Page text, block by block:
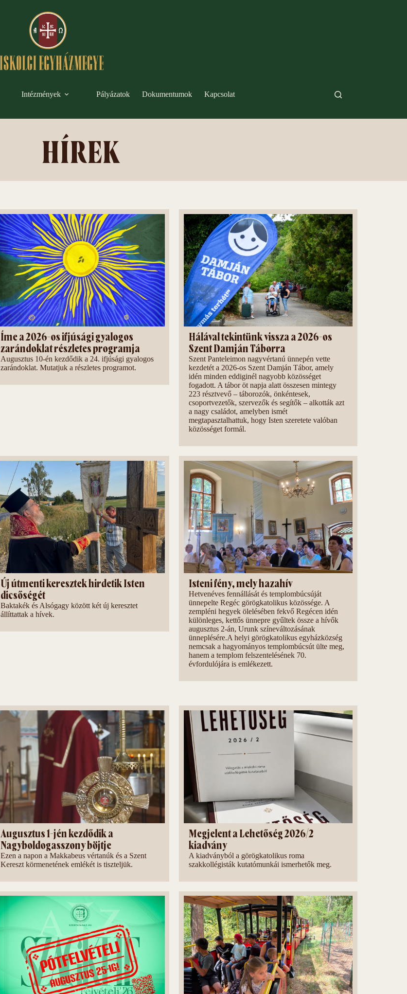
Intézmények Pályázatok Dokumentumok Kapcsolat
HÍREK
Íme a 2026-os ifjúsági gyalogos
zarándoklat részletes programja
Augusztus 10-én kezdődik a 24. ifjúsági gyalogos
zarándoklat. Mutatjuk a részletes programot.
Hálával tekintünk vissza a 2026-os
Szent Damján Táborra
Szent Panteleimon nagyvértanú ünnepén vette
kezdetét a 2026-os Szent Damján Tábor, amely
idén minden eddiginél nagyobb közösséget
fogadott. A tábor öt napja alatt összesen mintegy
223 résztvevő – táborozók, önkéntesek,
csoportvezetők, szervezők és segítők – alkották azt
a nagy családot, amelyben ismét
megtapasztalhattuk, hogy Isten szeretete valóban
közösséget formál.
Új útmenti keresztek hirdetik Isten
dicsőségét
Baktakék és Alsógagy között két új keresztet
állíttattak a hívek.
Isteni fény, mely hazahív
Hetvenéves fennállását és templombúcsúját
ünnepelte Regéc görögkatolikus közössége. A
zempléni hegyek ölelésében fekvő Regécen idén
különleges, kettős ünnepre gyűltek össze a hívők
augusztus 2-án, Urunk színeváltozásának
ünneplésére.A helyi görögkatolikus egyházközség
nemcsak a hagyományos templombúcsút ülte meg,
hanem a templom felszentelésének 70.
évfordulójára is emlékezett.
Augusztus 1-jén kezdődik a
Nagyboldogasszony böjtje
Ezen a napon a Makkabeus vértanúk és a Szent
Kereszt körmenetének emlékét is tiszteljük.
Megjelent a Lehetőség 2026/2
kiadvány
A kiadványból a görögkatolikus roma
szakkollégisták kutatómunkái ismerhetők meg.